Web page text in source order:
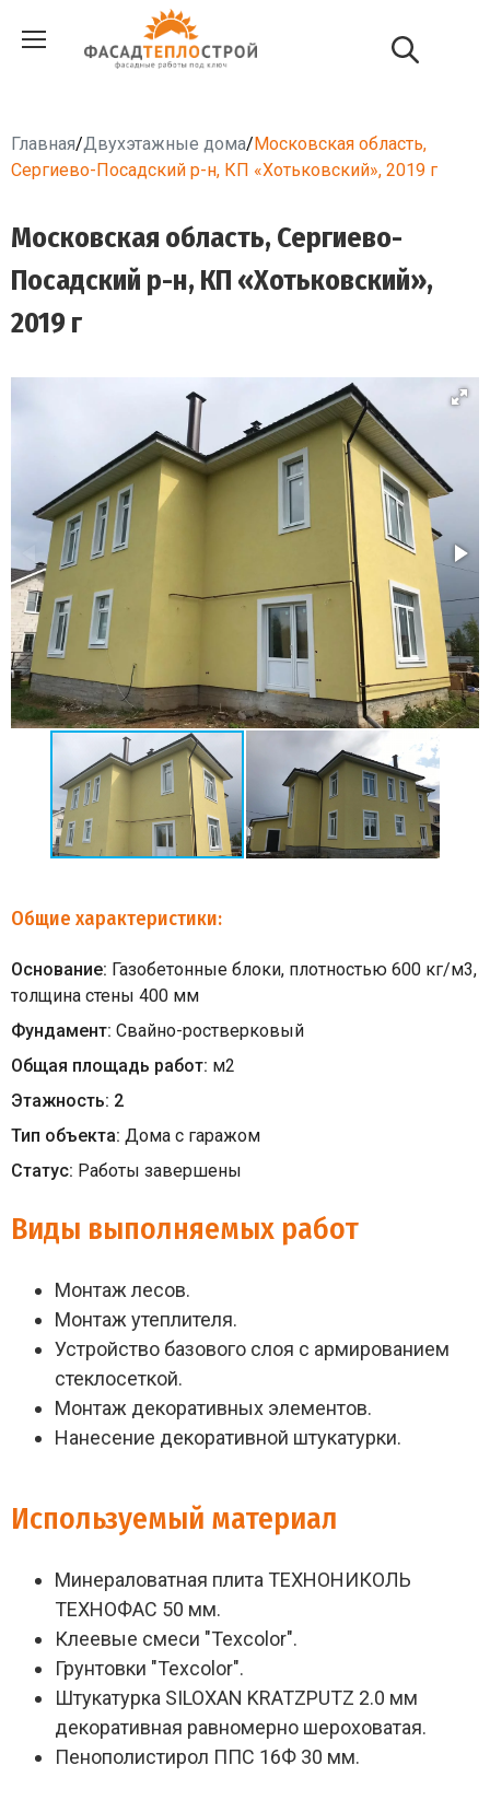
Главная/Двухэтажные дома/Московская область,
Сергиево-Посадский р-н, КП «Хотьковский», 2019 г
Московская область, Сергиево-
Посадский р-н, КП «Хотьковский»,
2019 г
Общие характеристики:
Основание: Газобетонные блоки, плотностью 600 кг/м3,
толщина стены 400 мм
Фундамент: Свайно-ростверковый
Общая площадь работ: м2
Этажность: 2
Тип объекта: Дома с гаражом
Статус: Работы завершены
Виды выполняемых работ
Монтаж лесов.
Монтаж утеплителя.
Устройство базового слоя с армированием
стеклосеткой.
Монтаж декоративных элементов.
Нанесение декоративной штукатурки.
Используемый материал
Минераловатная плита ТЕХНОНИКОЛЬ
ТЕХНОФАС 50 мм.
Клеевые смеси "Texcolor".
Грунтовки "Texcolor".
Штукатурка SILOXAN KRATZPUTZ 2.0 мм
декоративная равномерно шероховатая.
Пенополистирол ППС 16Ф 30 мм.